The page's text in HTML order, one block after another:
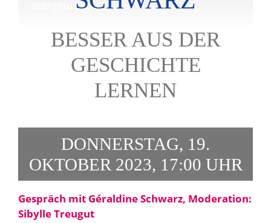
stattgefunden.
BESSER AUS DER
GESCHICHTE
LERNEN
DONNERSTAG, 19.
OKTOBER 2023, 17:00 UHR
Gespräch mit Géraldine Schwarz, Moderation:
Sibylle Treugut